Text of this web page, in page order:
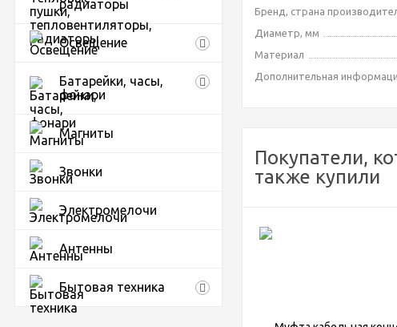
радиаторы
Освещение
Батарейки, часы,
фонари
Магниты
Звонки
Электромелочи
Антенны
Бытовая техника
Бренд, страна
Диаметр, мм
Материал
Дополнительная
Покупатели,
также купили